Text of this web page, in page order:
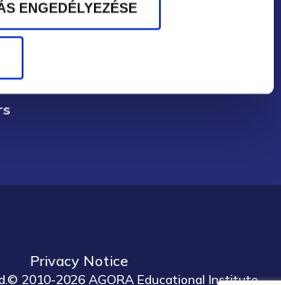
ENGEDÉLYEZÉSE
Privacy Notice
2010-2026 AGORA Educational Institute